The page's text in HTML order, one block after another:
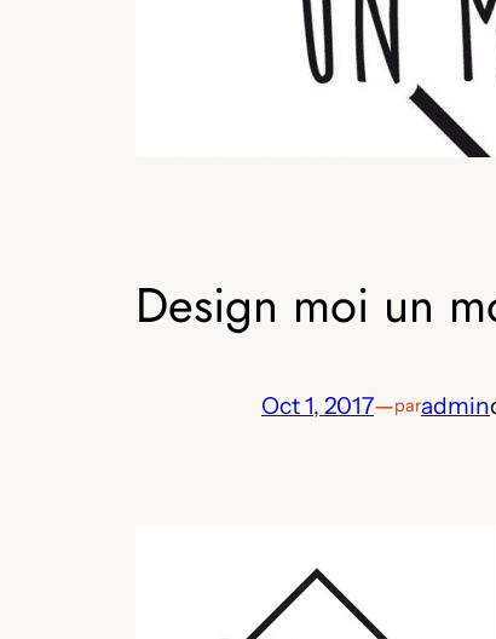
Design moi un
Oct 1, 2017—paradmin